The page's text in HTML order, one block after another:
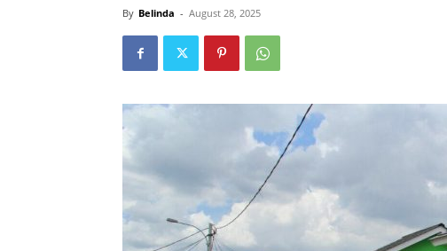
By Belinda - August 28, 2025